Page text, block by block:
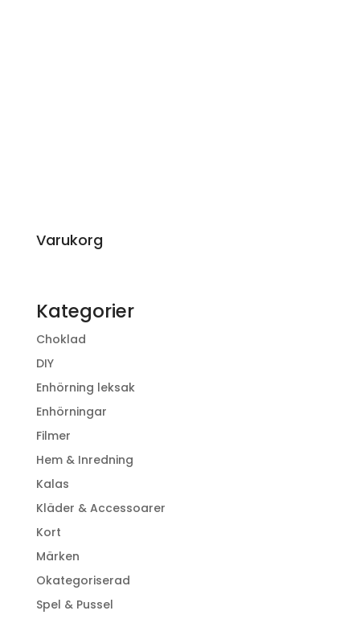
Varukorg
Kategorier
Choklad
DIY
Enhörning leksak
Enhörningar
Filmer
Hem & Inredning
Kalas
Kläder & Accessoarer
Kort
Märken
Okategoriserad
Spel & Pussel